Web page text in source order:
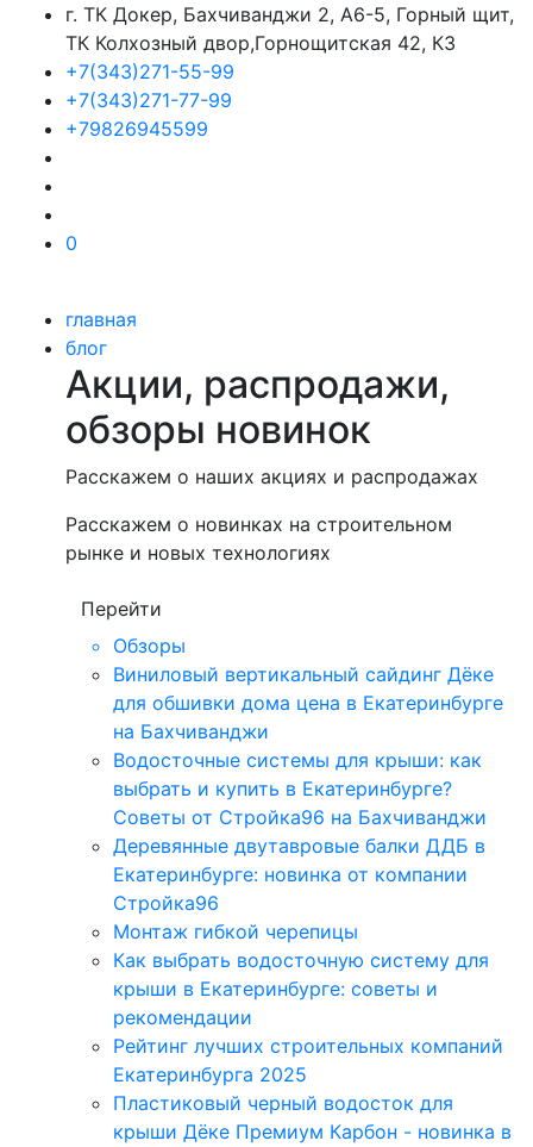
г. ТК Докер, Бахчиванджи 2, А6-5, Горный щит,
ТК Колхозный двор,Горнощитская 42, К3
+7(343)271-55-99
+7(343)271-77-99
+79826945599
0
главная
блог
Акции, распродажи,
обзоры новинок
Расскажем о наших акциях и распродажах
Расскажем о новинках на строительном
рынке и новых технологиях
Перейти
Обзоры
Виниловый вертикальный сайдинг Дёке
для обшивки дома цена в Екатеринбурге
на Бахчиванджи
Водосточные системы для крыши: как
выбрать и купить в Екатеринбурге?
Советы от Стройка96 на Бахчиванджи
Деревянные двутавровые балки ДДБ в
Екатеринбурге: новинка от компании
Стройка96
Монтаж гибкой черепицы
Как выбрать водосточную систему для
крыши в Екатеринбурге: советы и
рекомендации
Рейтинг лучших строительных компаний
Екатеринбурга 2025
Пластиковый черный водосток для
крыши Дёке Премиум Карбон - новинка в